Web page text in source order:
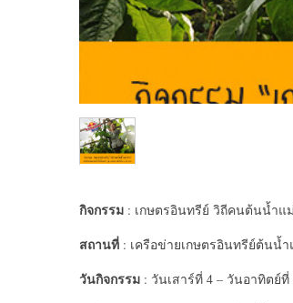
กิจกรรม : เกษตรอินทรีย์ วิถีคนต้นน้ำแ
สถานที่ : เครือข่ายเกษตรอินทรีย์ต้นน้
วันกิจกรรม : วันเสาร์ที่ 4 – วันอาทิตย์